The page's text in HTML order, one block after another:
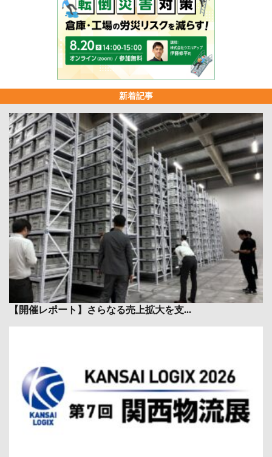
新着記事
【開催レポート】さらなる売上拡大を支...